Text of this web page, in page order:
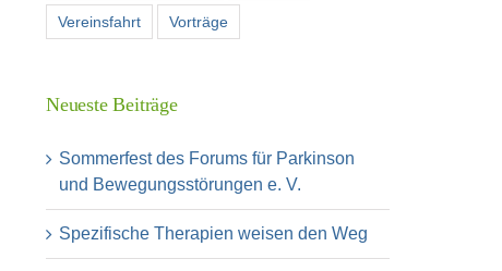
Vereinsfahrt Vorträge
Neueste Beiträge
Sommerfest des Forums für Parkinson
und Bewegungsstörungen e. V.
Spezifische Therapien weisen den Weg